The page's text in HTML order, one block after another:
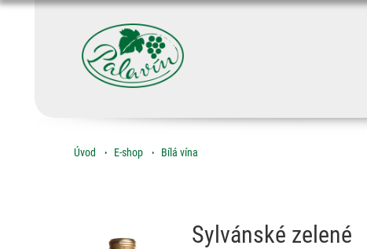
Úvod E-shop Bílá vína
Sylvánské zelené